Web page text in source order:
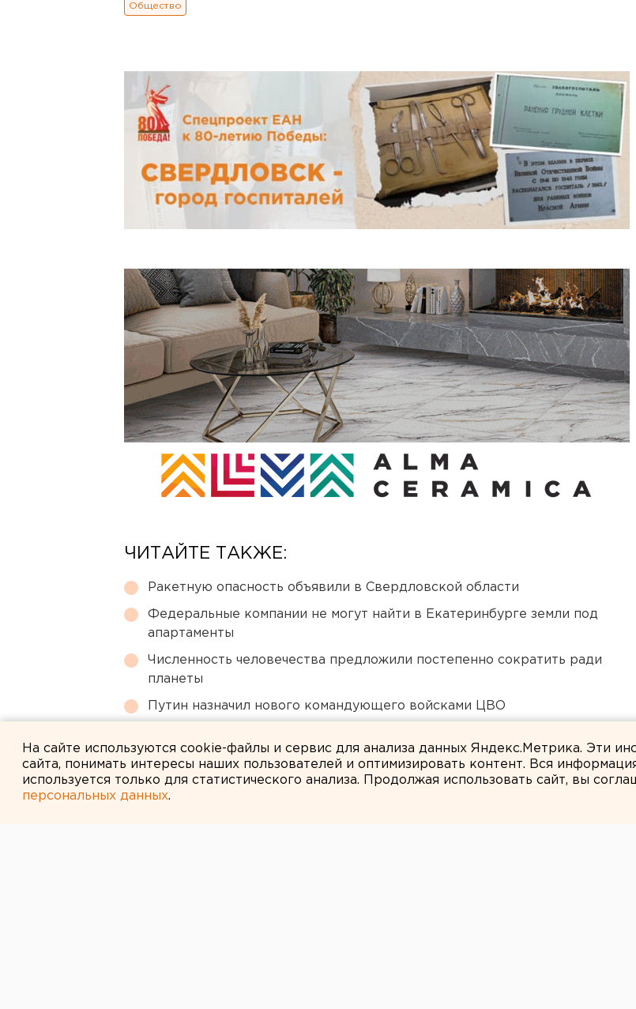
Общество
ЧИТАЙТЕ ТАКЖЕ:
Ракетную опасность объявили в Свердловской области
Федеральные компании не могут найти в Екатеринбурге земли под
апартаменты
Численность человечества предложили постепенно сократить ради
планеты
Путин назначил нового командующего войсками ЦВО
На сайте используются cookie-файлы и сервис для анализа данных Яндекс.Метрика. Эти
сайта, понимать интересы наших пользователей и оптимизировать контент. Вся
используется только для статистического анализа. Продолжая использовать сайт, вы
персональных данных.